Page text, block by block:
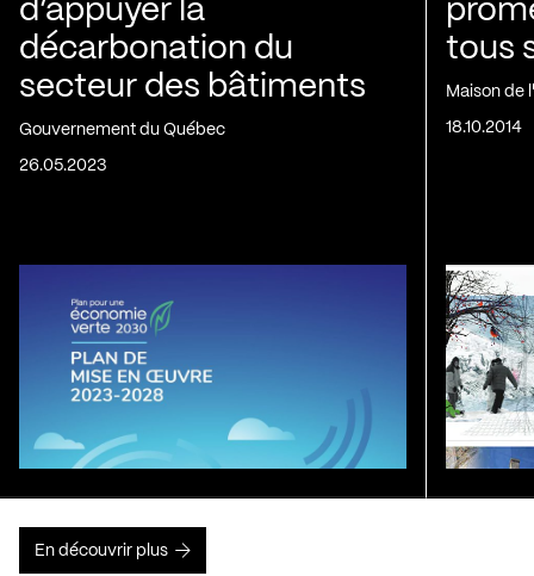
d’appuyer la
décarbonation du
secteur des bâtiments
Gouvernement du Québec
26.05.2023
tous
Maison de
18.10.2014
En découvrir plus